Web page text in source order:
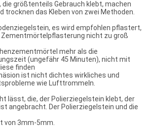
die größtenteils Gebrauch klebt, machen
trocknen das Kleben von zwei Methoden.
es wird empfohlen pflastert,
Zementmörtelpflasterung nicht zu groß
mehr als die
(ungefähr 45 Minuten), nicht mit
finden
ist nicht dichtes wirkliches und
wie Lufttrommeln.
lässt, die, der Polierziegelstein klebt, der
angebracht. Der Polierziegelstein und die
von 3mm-5mm.